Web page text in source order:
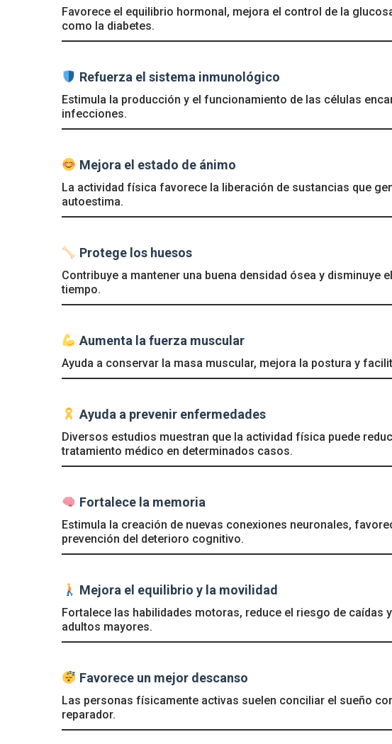
Favorece el equilibrio hormonal, mejora el control de la
como la diabetes.
Refuerza el sistema inmunológico
Estimula la producción y el funcionamiento de las células
infecciones.
Mejora el estado de ánimo
La actividad física favorece la liberación de sustancias que
autoestima.
Protege los huesos
Contribuye a mantener una buena densidad ósea y
tiempo.
Aumenta la fuerza muscular
Ayuda a conservar la masa muscular, mejora la postura y
Ayuda a prevenir enfermedades
Diversos estudios muestran que la actividad física puede
tratamiento médico en determinados casos.
Fortalece la memoria
Estimula la creación de nuevas conexiones neuronales,
prevención del deterioro cognitivo.
Mejora el equilibrio y la movilidad
Fortalece las habilidades motoras, reduce el riesgo de
adultos mayores.
Favorece un mejor descanso
Las personas físicamente activas suelen conciliar el sueño
reparador.